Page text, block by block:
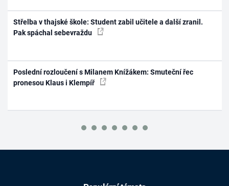
Střelba v thajské škole: Student zabil učitele a další zranil.
Pak spáchal sebevraždu
Poslední rozloučení s Milanem Knížákem: Smuteční řec
pronesou Klaus i Klempíř